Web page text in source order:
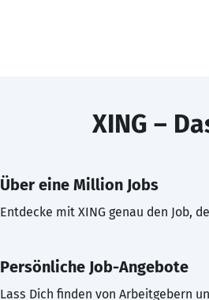
XING –
Über eine Million Jobs
Entdecke mit XING genau den Job,
Persönliche Job-Angebote
Lass Dich finden von Arbeitgebern